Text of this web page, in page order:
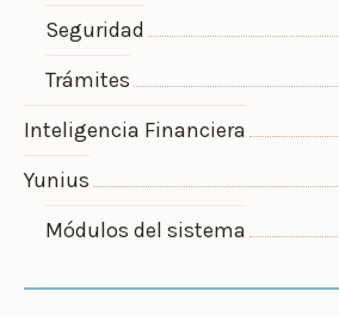
Seguridad
Trámites
Inteligencia Financiera
Yunius
Módulos del sistema